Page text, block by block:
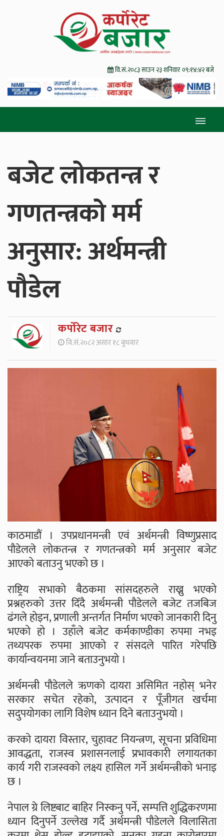
वि.सं.२०८३ साउन २३ शनिवार ०९:१४:४४ बजे
बजेट लोकतन्त्र र
गणतन्त्रको मर्म
अनुसार: अर्थमन्त्री
पौडेल
कर्पाेरेट बजार
वि.सं.२०८२ असार १८ बुधवार
काठमाडौं । उपप्रधानमन्त्री एवं अर्थमन्त्री विष्णुप्रसाद
पौडेलले लोकतन्त्र र गणतन्त्रको मर्म अनुसार बजेट
आएको बताउनु भएको छ ।
राष्ट्रिय सभाको बैठकमा सांसदहरुले राख्नु भएको
प्रश्नहरुको उत्तर दिँदै अर्थमन्त्री पौडेलले बजेट तजबिज
ढंगले होइन, प्रणाली अन्तर्गत निर्माण भएको जानकारी दिनु
भएको हो । उहाँले बजेट कर्मकाण्डीका रुपमा नभइ
तथ्यपरक रुपमा आएको र संसदले पारित गरेपछि
कार्यान्वयनमा जाने बताउनुभयो ।
अर्थमन्त्री पौडेलले ऋणको दायरा असिमित नहोस् भनेर
सरकार सचेत रहेको, उत्पादन र पूँजीगत खर्चमा
सदुपयोगका लागि विशेष ध्यान दिने बताउनुभयो ।
करको दायरा विस्तार, चुहावट नियन्त्रण, सूचना प्रविधिमा
आवद्धता, राजस्व प्रशासनलाई प्रभावकारी लगायतका
कार्य गरी राजस्वको लक्ष्य हासिल गर्ने अर्थमन्त्रीको भनाइ
छ ।
नेपाल ग्रे लिष्टबाट बाहिर निस्कनु पर्ने, सम्पत्ति शुद्धिकरणमा
ध्यान दिनुपर्ने उल्लेख गर्दै अर्थमन्त्री पौडेलले विलासिता